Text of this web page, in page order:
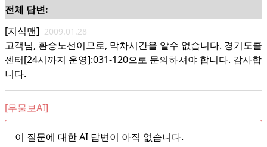
전체 답변:
[지식맨] 2009.01.28
고객님, 환승노선이므로, 막차시간을 알수 없습니다. 경기도콜
센터[24시까지 운영]:031-120으로 문의하셔야 합니다. 감사합
니다.
[무물보AI]
이 질문에 대한 AI 답변이 아직 없습니다.